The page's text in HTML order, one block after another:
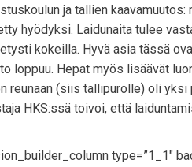
ja tallien
hyödyksi. Laidunaita tulee
kokeilla. Hyvä asia tässä
loppuu. Hepat myös lisäävät
reunaan (siis tallipurolle) oli
HKS:ssä toivoi, että
type=”1_1″